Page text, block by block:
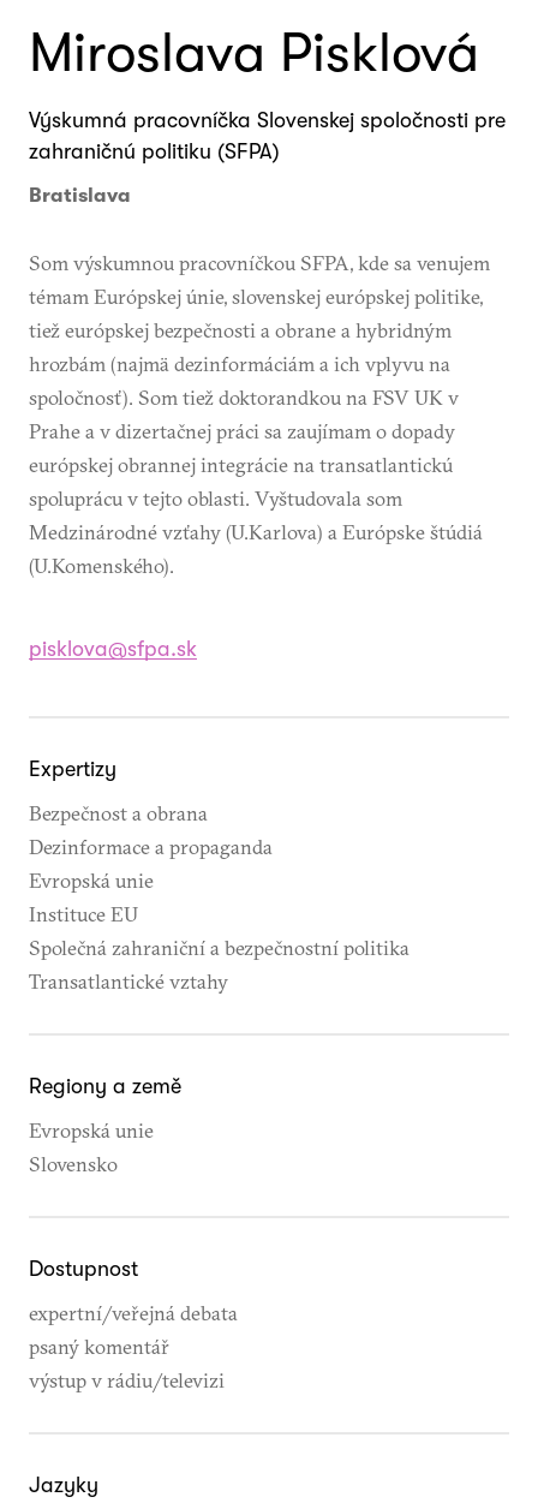
Miroslava Pisklová
Výskumná pracovníčka Slovenskej spoločnosti pre
zahraničnú politiku (SFPA)
Bratislava
Som výskumnou pracovníčkou SFPA, kde sa venujem
témam Európskej únie, slovenskej európskej politike,
tiež európskej bezpečnosti a obrane a hybridným
hrozbám (najmä dezinformáciám a ich vplyvu na
spoločnosť). Som tiež doktorandkou na FSV UK v
Prahe a v dizertačnej práci sa zaujímam o dopady
európskej obrannej integrácie na transatlantickú
spoluprácu v tejto oblasti. Vyštudovala som
Medzinárodné vzťahy (U.Karlova) a Európske štúdiá
(U.Komenského).
pisklova@sfpa.sk
Expertizy
Bezpečnost a obrana
Dezinformace a propaganda
Evropská unie
Instituce EU
Společná zahraniční a bezpečnostní politika
Transatlantické vztahy
Regiony a země
Evropská unie
Slovensko
Dostupnost
expertní/veřejná debata
psaný komentář
výstup v rádiu/televizi
Jazyky